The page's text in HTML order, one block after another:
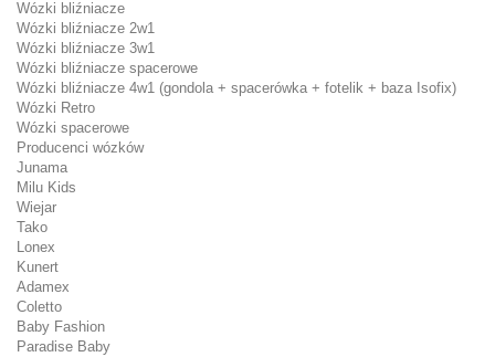
Wózki bliźniacze
Wózki bliźniacze 2w1
Wózki bliźniacze 3w1
Wózki bliźniacze spacerowe
Wózki bliźniacze 4w1 (gondola + spacerówka + fotelik + baza Isofix)
Wózki Retro
Wózki spacerowe
Producenci wózków
Junama
Milu Kids
Wiejar
Tako
Lonex
Kunert
Adamex
Coletto
Baby Fashion
Paradise Baby